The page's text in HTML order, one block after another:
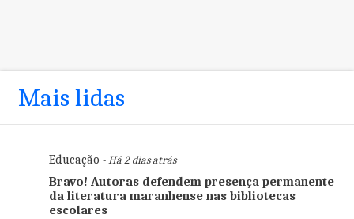
Mais lidas
Educação - Há 2 dias atrás
Bravo! Autoras defendem presença permanente
da literatura maranhense nas bibliotecas
escolares